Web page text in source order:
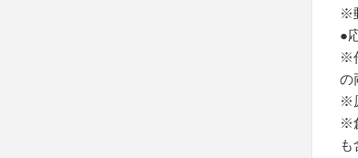
※
●
※
の
※
※
も